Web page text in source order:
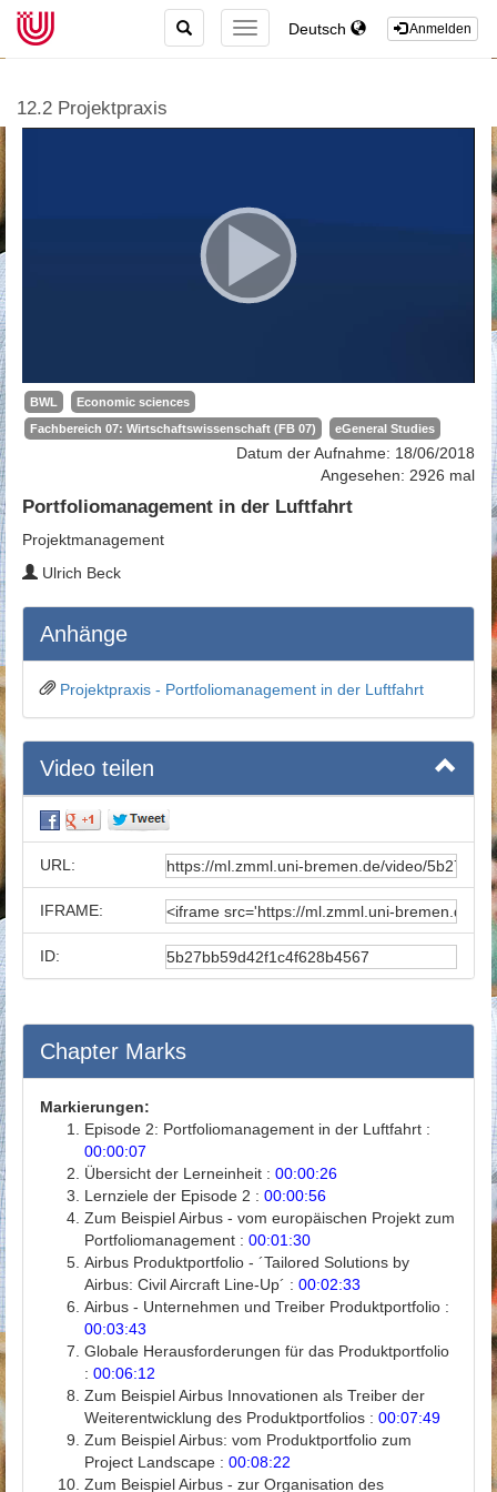
Anmelden
Deutsch
TOGGLE
NAVIGATION
TOGGLE
SEARCH
12.2 Projektpraxis
BWL
Economic sciences
Fachbereich 07: Wirtschaftswissenschaft (FB 07)
eGeneral Studies
Datum der Aufnahme: 18/06/2018
Angesehen: 2926 mal
Portfoliomanagement in der Luftfahrt
Projektmanagement
Ulrich Beck
Anhänge
Projektpraxis - Portfoliomanagement in der Luftfahrt
Video teilen
URL:
IFRAME:
ID:
Chapter Marks
Markierungen:
Episode 2: Portfoliomanagement in der Luftfahrt :
00:00:07
Übersicht der Lerneinheit : 00:00:26
Lernziele der Episode 2 : 00:00:56
Zum Beispiel Airbus - vom europäischen Projekt zum
Portfoliomanagement : 00:01:30
Airbus Produktportfolio - ´Tailored Solutions by
Airbus: Civil Aircraft Line-Up´ : 00:02:33
Airbus - Unternehmen und Treiber Produktportfolio :
00:03:43
Globale Herausforderungen für das Produktportfolio
: 00:06:12
Zum Beispiel Airbus Innovationen als Treiber der
Weiterentwicklung des Produktportfolios : 00:07:49
Zum Beispiel Airbus: vom Produktportfolio zum
Project Landscape : 00:08:22
Zum Beispiel Airbus - zur Organisation des